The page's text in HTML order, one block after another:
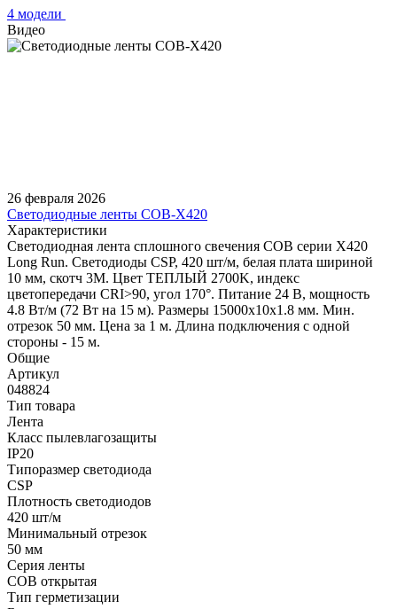
4 модели
Видео
26 февраля 2026
Светодиодные ленты COB-X420
Характеристики
Светодиодная лента сплошного свечения COB серии X420
Long Run. Светодиоды CSP, 420 шт/м, белая плата шириной
10 мм, скотч 3M. Цвет ТЕПЛЫЙ 2700K, индекс
цветопередачи CRI>90, угол 170°. Питание 24 В, мощность
4.8 Вт/м (72 Вт на 15 м). Размеры 15000х10х1.8 мм. Мин.
отрезок 50 мм. Цена за 1 м. Длина подключения с одной
стороны - 15 м.
Общие
Артикул
048824
Тип товара
Лента
Класс пылевлагозащиты
IP20
Типоразмер светодиода
CSP
Плотность светодиодов
420 шт/м
Минимальный отрезок
50 мм
Серия ленты
COB открытая
Тип герметизации